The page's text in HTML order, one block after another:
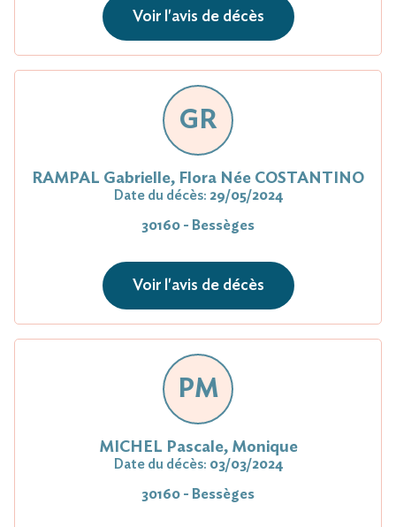
Voir l'avis de décès
GR
RAMPAL Gabrielle, Flora Née COSTANTINO
Date du décès: 29/05/2024
30160 - Bessèges
Voir l'avis de décès
PM
MICHEL Pascale, Monique
Date du décès: 03/03/2024
30160 - Bessèges